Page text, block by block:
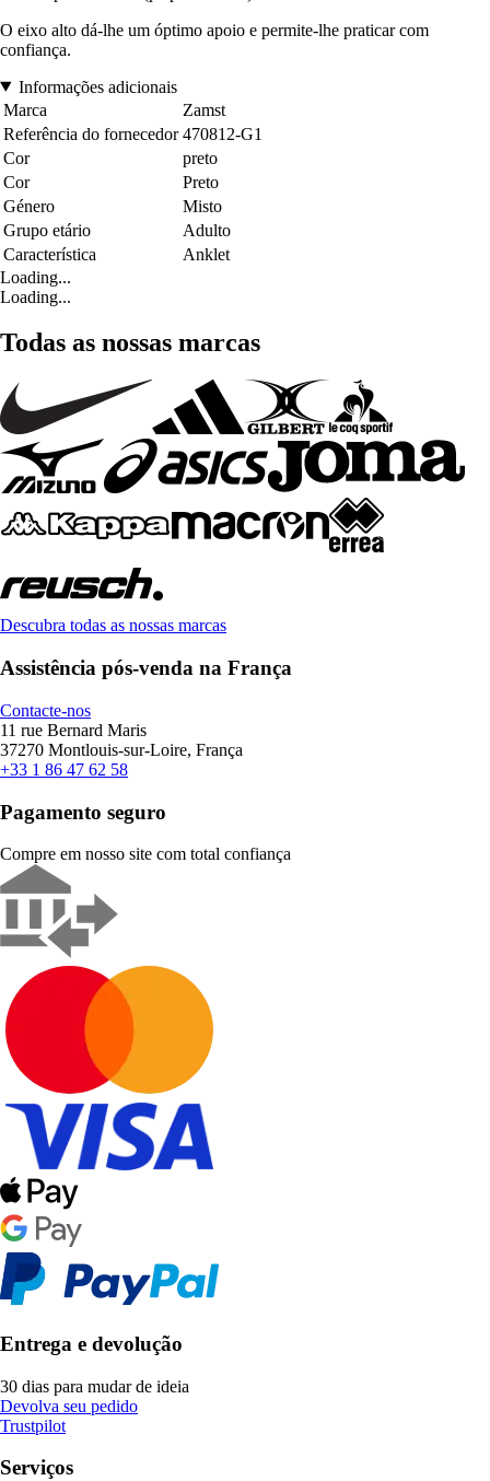
O eixo alto dá-lhe um óptimo apoio e permite-lhe praticar com
confiança.
Informações adicionais
Marca
Zamst
Referência do fornecedor 470812-G1
Cor
preto
Cor
Preto
Género
Misto
Grupo etário
Adulto
Característica
Anklet
Loading...
Loading...
Todas as nossas marcas
Descubra todas as nossas marcas
Assistência pós-venda na França
Contacte-nos
11 rue Bernard Maris
37270 Montlouis-sur-Loire, França
+33 1 86 47 62 58
Pagamento seguro
Compre em nosso site com total confiança
Entrega e devolução
30 dias para mudar de ideia
Devolva seu pedido
Trustpilot
Serviços